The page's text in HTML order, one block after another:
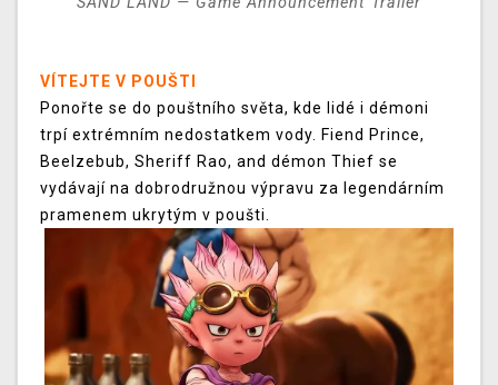
VÍTEJTE V POUŠTI
Ponořte se do pouštního světa, kde lidé i démoni
trpí extrémním nedostatkem vody. Fiend Prince,
Beelzebub, Sheriff Rao, and démon Thief se
vydávají na dobrodružnou výpravu za legendárním
pramenem ukrytým v poušti.